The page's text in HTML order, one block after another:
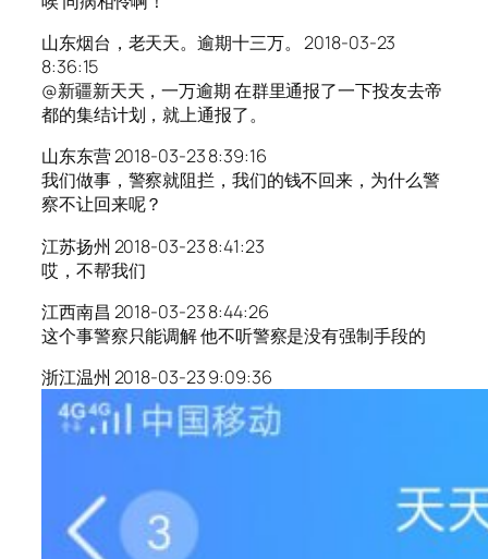
山东烟台，老天天。逾期十三万。 2018-03-23
8:36:15
@新疆新天天，一万逾期 在群里通报了一下投友去帝
都的集结计划，就上通报了。
山东东营 2018-03-23 8:39:16
我们做事，警察就阻拦，我们的钱不回来，为什么警
察不让回来呢？
江苏扬州 2018-03-23 8:41:23
哎，不帮我们
江西南昌 2018-03-23 8:44:26
这个事警察只能调解 他不听警察是没有强制手段的
浙江温州 2018-03-23 9:09:36